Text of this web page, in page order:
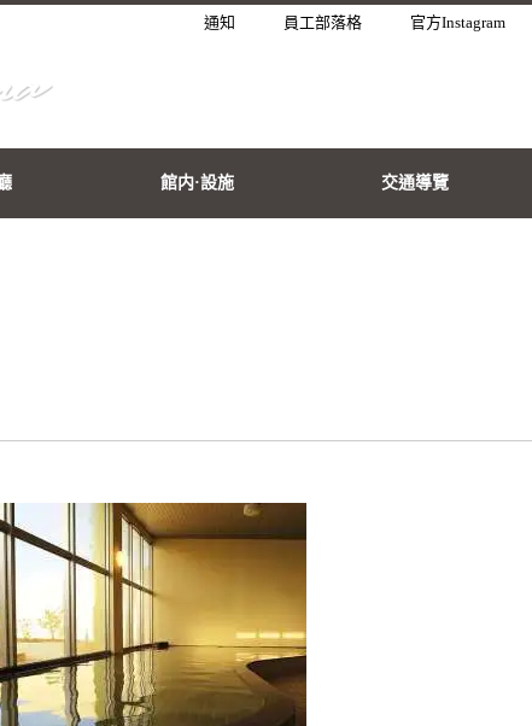
通知 員工部落格 官方Instagram
館内·設施 交通導覽